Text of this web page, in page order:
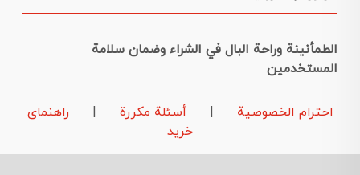
الطمأنينة وراحة البال في الشراء وضمان سلامة
المستخدمين
احترام الخصوصية | أسئلة مكررة |
راهنمای
خرید